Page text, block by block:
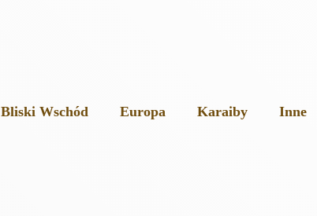
Bliski Wschód Europa Karaiby Inne